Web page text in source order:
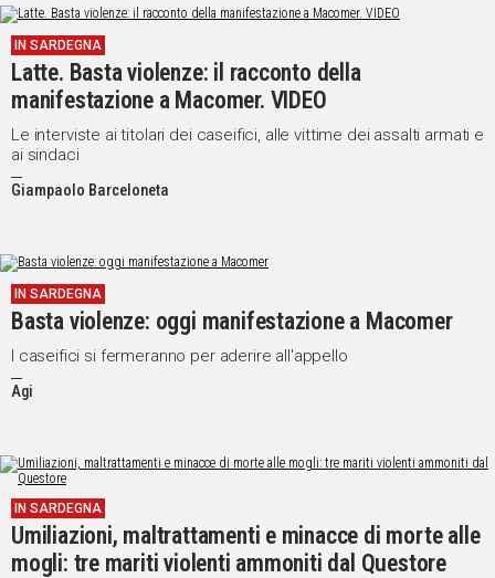
IN SARDEGNA
Latte. Basta violenze: il racconto della
manifestazione a Macomer. VIDEO
Le interviste ai titolari dei caseifici, alle vittime dei assalti armati e
ai sindaci
Giampaolo Barceloneta
IN SARDEGNA
Basta violenze: oggi manifestazione a Macomer
I caseifici si fermeranno per aderire all'appello
Agi
IN SARDEGNA
Umiliazioni, maltrattamenti e minacce di morte alle
mogli: tre mariti violenti ammoniti dal Questore